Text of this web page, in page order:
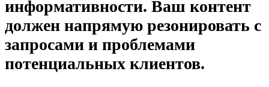
информативности. Ваш контент
должен напрямую резонировать с
запросами и проблемами
потенциальных клиентов.